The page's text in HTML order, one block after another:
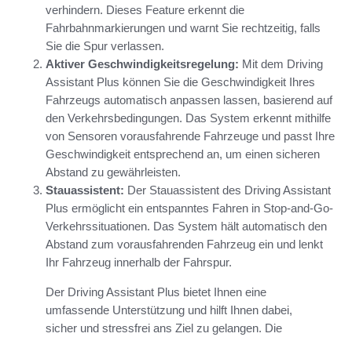
verhindern. Dieses Feature erkennt die
Fahrbahnmarkierungen und warnt Sie rechtzeitig, falls
Sie die Spur verlassen.
Aktiver Geschwindigkeitsregelung: Mit dem Driving
Assistant Plus können Sie die Geschwindigkeit Ihres
Fahrzeugs automatisch anpassen lassen, basierend auf
den Verkehrsbedingungen. Das System erkennt mithilfe
von Sensoren vorausfahrende Fahrzeuge und passt Ihre
Geschwindigkeit entsprechend an, um einen sicheren
Abstand zu gewährleisten.
Stauassistent: Der Stauassistent des Driving Assistant
Plus ermöglicht ein entspanntes Fahren in Stop-and-Go-
Verkehrssituationen. Das System hält automatisch den
Abstand zum vorausfahrenden Fahrzeug ein und lenkt
Ihr Fahrzeug innerhalb der Fahrspur.
Der Driving Assistant Plus bietet Ihnen eine
umfassende Unterstützung und hilft Ihnen dabei,
sicher und stressfrei ans Ziel zu gelangen. Die